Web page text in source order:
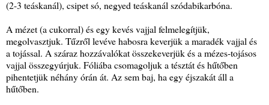
(2-3 teáskanál), csipet só, negyed teáskanál szódabikarbóna.
A mézet (a cukorral) és egy kevés vajjal felmelegítjük,
megolvasztjuk. Tűzről levéve habosra keverjük a maradék vajjal és
a tojással. A száraz hozzávalókat összekeverjük és a mézes-tojásos
vajjal összegyúrjuk. Fóliába csomagoljuk a tésztát és hűtőben
pihentetjük néhány órán át. Az sem baj, ha egy éjszakát áll a
hűtőben.